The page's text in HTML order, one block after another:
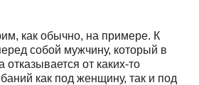
как обычно, на примере. К
собой мужчину, который в
от каких-то
как под женщину, так и под